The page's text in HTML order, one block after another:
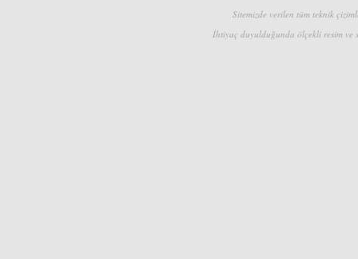
Sitemizde verilen tüm teknik
İhtiyaç duyulduğunda ölçekli resim ve